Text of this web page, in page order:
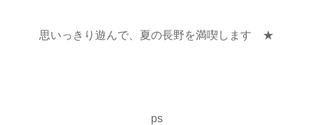
思いっきり遊んで、夏の長野を満喫します ★
ps